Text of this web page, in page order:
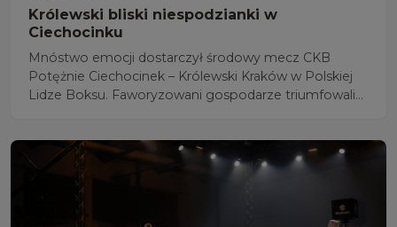
Królewski bliski niespodzianki w
Ciechocinku
Mnóstwo emocji dostarczył środowy mecz CKB
Potężnie Ciechocinek – Królewski Kraków w Polskiej
Lidze Boksu. Faworyzowani gospodarze triumfowali